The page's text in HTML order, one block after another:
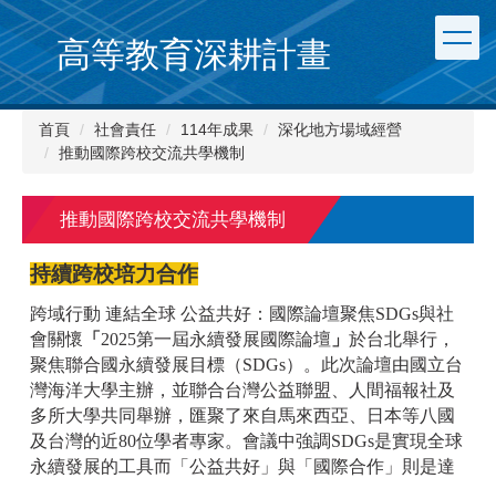
跳
到
主
要
內
高等教育深耕計畫
首頁 社會責任 114年成果
深化地方場域經營
推動國際跨校交流共學機制
推動國際跨校交流共學機制
持續跨校培力合作
跨域行動 連結全球 公益共好：國際論壇聚焦SDGs與社
會關懷 「 2025第一屆永續發展國際論壇 」 於台北舉行，
聚焦聯合國永續發展目標（SDGs）。此次論壇由國立台
灣海洋大學主辦，並聯合台灣公益聯盟、人間福報社及
多所大學共同舉辦，匯聚了來自馬來西亞、日本等八國
及台灣的近80位學者專家。會議中強調SDGs是實現全球
永續發展的工具而「公益共好」與「國際合作」則是達